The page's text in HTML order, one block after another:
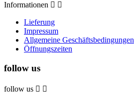
Informationen  
Lieferung
Impressum
Allgemeine Geschäftsbedingungen
Öffnungszeiten
follow us
follow us  